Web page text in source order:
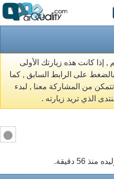
, إذا كانت هذه زيارتك الأولى
بالضغط على الرابط السابق , كما
من المشاركة معنا , لبدء
الذي تريد زيارته .
56 دقيقة.